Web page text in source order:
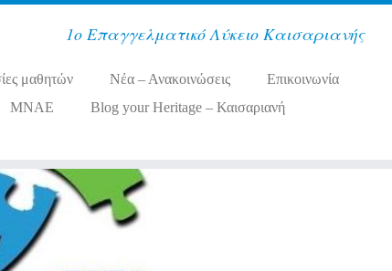
1ο Επαγγελματικό Λύκειο Καισαριανής
μαθητών Νέα – Ανακοινώσεις
Επικοινωνία
MNAE
Blog your Heritage – Καισαριανή